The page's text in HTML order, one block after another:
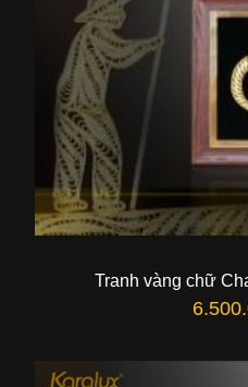
Tranh vàng chữ